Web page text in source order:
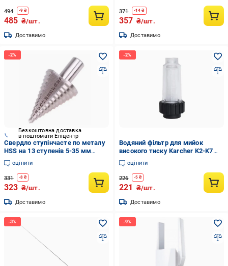
494 -9 ₴
485 ₴/шт.
Доставимо
371 -14 ₴
357 ₴/шт.
Доставимо
Безкоштовна доставка
в поштомати Епіцентр
Свердло ступінчасте по металу
HSS на 13 ступенів 5-35 мм
Білий (7000007149)
оцінити
331 -8 ₴
323 ₴/шт.
Доставимо
Водяний фільтр для мийок
високого тиску Karcher K2-K7
3/4" с картриджем (8f63bca3)
оцінити
226 -5₴
221 ₴/шт.
Доставимо